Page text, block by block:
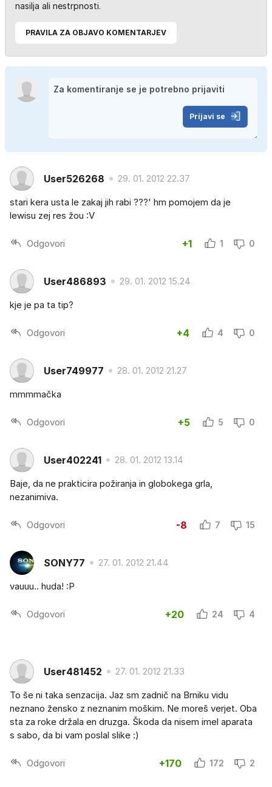
nasilja ali nestrpnosti.
PRAVILA ZA OBJAVO KOMENTARJEV
Prijavi se
User526268 29. 01. 2012 22.37
stari kera usta le zakaj jih rabi ???' hm pomojem da je
lewisu zej res žou :V
Odgovori +1 1 0
User486893 29. 01. 2012 15.24
kje je pa ta tip?
Odgovori +4 4 0
User749977 28. 01. 2012 21.27
mmmmačka
Odgovori +5 5 0
User402241 28. 01. 2012 13.14
Baje, da ne prakticira požiranja in globokega grla,
nezanimiva.
Odgovori -8 7 15
SONY77 27. 01. 2012 21.44
vauuu.. huda! :P
Odgovori +20 24 4
User481452 27. 01. 2012 21.33
To še ni taka senzacija. Jaz sm zadnič na Brniku vidu
neznano žensko z neznanim moškim. Ne moreš verjet. Oba
sta za roke držala en druzga. Škoda da nisem imel aparata
s sabo, da bi vam poslal slike :)
Odgovori +170 172 2